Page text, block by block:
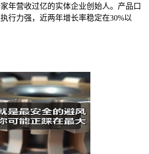
年营收过亿的实体企业创始人。产品口
行力强，近两年增长率稳定在30%以